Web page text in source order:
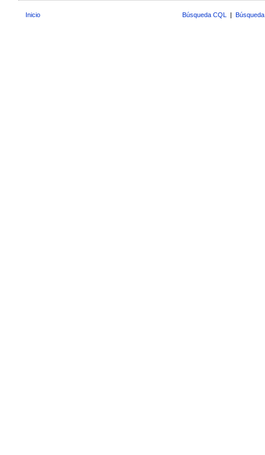
Inicio Búsqueda CQL